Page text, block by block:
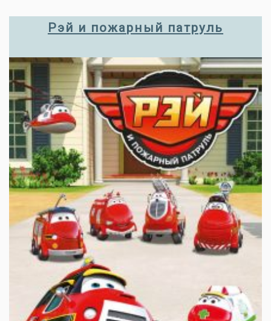
Рэй и пожарный патруль